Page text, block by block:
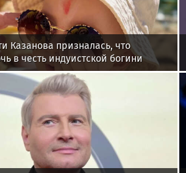
Казанова призналась, что
в честь индуистской богини